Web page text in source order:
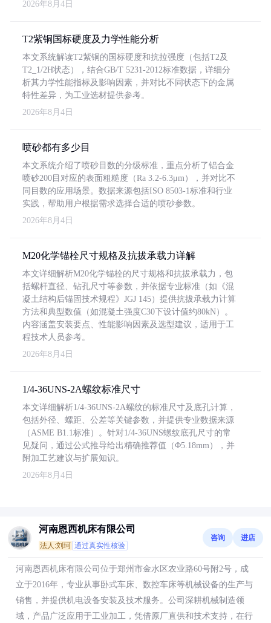
2026年8月4日
T2紫铜国标硬度及力学性能分析
本文系统解读T2紫铜的国标硬度和抗拉强度（包括T2及
T2_1/2H状态），结合GB/T 5231-2012标准数据，详细分
析其力学性能指标及影响因素，并对比不同状态下的金属
特性差异，为工业选材提供参考。
2026年8月4日
喷砂都有多少目
本文系统介绍了喷砂目数的分级标准，重点分析了铝合金
喷砂200目对应的表面粗糙度（Ra 3.2-6.3μm），并对比不
同目数的应用场景。数据来源包括ISO 8503-1标准和行业
实践，帮助用户根据需求选择合适的喷砂参数。
2026年8月4日
M20化学锚栓尺寸规格及抗拔承载力详解
本文详细解析M20化学锚栓的尺寸规格和抗拔承载力，包
括螺杆直径、钻孔尺寸等参数，并依据专业标准（如《混
凝土结构后锚固技术规程》JGJ 145）提供抗拔承载力计算
方法和典型数值（如混凝土强度C30下设计值约80kN）。
内容涵盖安装要点、性能影响因素及选型建议，适用于工
程技术人员参考。
2026年8月4日
1/4-36UNS-2A螺纹标准尺寸
本文详细解析1/4-36UNS-2A螺纹的标准尺寸及底孔计算，
包括外径、螺距、公差等关键参数，并提供专业数据来源
（ASME B1.1标准）。针对1/4-36UNS螺纹底孔尺寸的常
见疑问，通过公式推导给出精确推荐值（Φ5.18mm），并
附加工艺建议与扩展知识。
2026年8月4日
河南恩西机床有限公司
法人:刘珂 通过真实性核验
咨询 进店
河南恩西机床有限公司位于郑州市金水区农业路60号附2号，成
立于2016年，专业从事卧式车床、数控车床等机械设备的生产与
销售，并提供机电设备安装及技术服务。公司深耕机械制造领
域，产品广泛应用于工业加工，凭借原厂直供和技术支持，在行